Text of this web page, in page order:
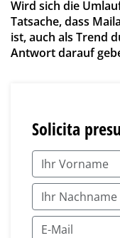
Wird sich die
Tatsache, dass
ist, auch als Trend
Antwort darauf
Solicita